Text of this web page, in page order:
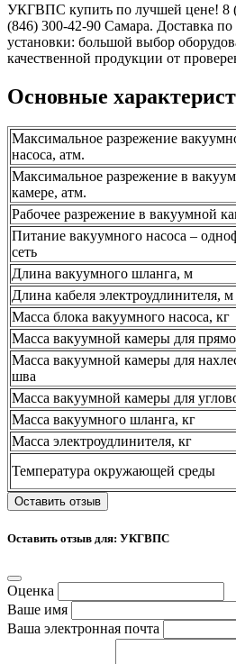
УКГВПС купить по лучшей цене! 8
(846) 300-42-90 Самара. Доставка
установки: большой выбор
качественной продукции от
Основные
Максимальное разрежение
насоса, атм.
Максимальное разрежение в
камере, атм.
Рабочее разрежение в вакуумной
Питание вакуумного насоса –
сеть
Длина вакуумного шланга, м
Длина кабеля электроудлинителя, м
Масса блока вакуумного насоса, кг
Масса вакуумной камеры для
Масса вакуумной камеры для
шва
Масса вакуумной камеры для
Масса вакуумного шланга, кг
Масса электроудлинителя, кг
Температура окружающей среды
Оставить отзыв
Оставить отзыв для: УКГВПС
Оценка
Ваше имя
Ваша электронная почта